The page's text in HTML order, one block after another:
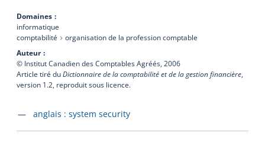
Domaines
informatique
comptabilité
organisation de la profession comptable
Auteur
© Institut Canadien des Comptables Agréés, 2006
Article tiré duDictionnaire de la comptabilité et de la gestion financière,
version 1.2, reproduit sous licence.
Accéder à la fiche en
anglais : system security